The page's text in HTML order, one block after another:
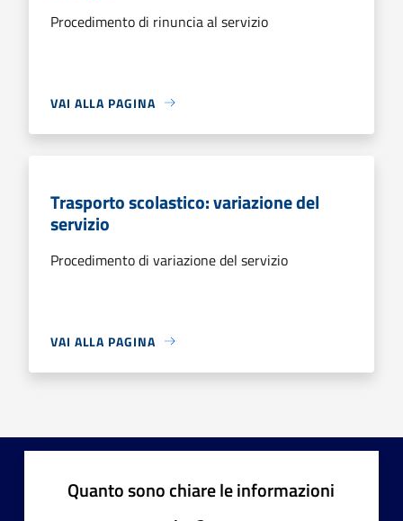
Procedimento di rinuncia al servizio
VAI ALLA PAGINA
Trasporto scolastico: variazione del
servizio
Procedimento di variazione del servizio
VAI ALLA PAGINA
Quanto sono chiare le informazioni